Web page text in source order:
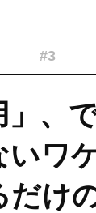
#3
、
いワ
け